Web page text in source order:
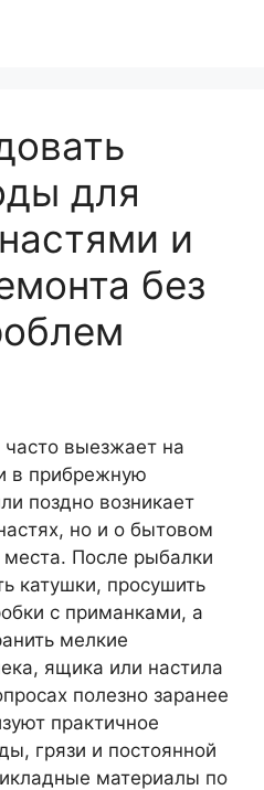
для
и
без
выезжает на
в прибрежную
поздно возникает
но и о бытовом
места. После рыбалки
катушки, просушить
с приманками, а
мелкие
ящика или настила
полезно заранее
практичное
грязи и постоянной
материалы по